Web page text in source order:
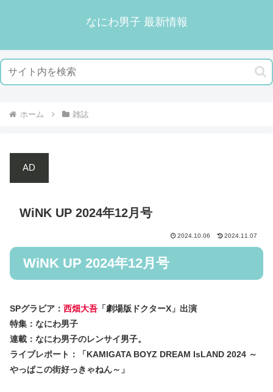
なにわ男子 最新情報
ホーム 雑誌
AD
WiNK UP 2024年12月号
2024.10.06 2024.11.07
WiNK UP 2024年12月号
SPグラビア： 西畑大吾 「劇場版ドクターX」出演
特集：なにわ男子
連載：なにわ男子のレンサイ男子。
ライブレポート：「KAMIGATA BOYZ DREAM IsLAND 2024 ～
やっぱこの街好っきゃねん～」